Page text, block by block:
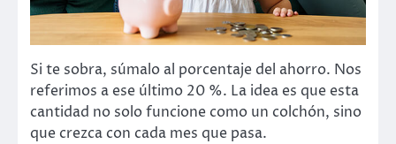
Si te sobra, súmalo al porcentaje del ahorro. Nos
referimos a ese último 20 %. La idea es que esta
cantidad no solo funcione como un colchón, sino
que crezca con cada mes que pasa.